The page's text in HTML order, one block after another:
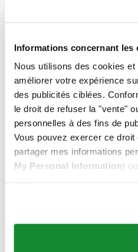
Informations concernant les
Nous utilisons des cookies
améliorer votre expérience
des publicités ciblées.
le droit de refuser la "vente"
personnelles à des fins de
Vous pouvez exercer ce
partager mes informations
My Personal Information)
Riyadh@al-ghazalisa.com
Voir les détails
AL-GHAZALI
Olaya
Riyadh
00966 1 4628858
Riyadh@al-ghazalisa.com
Voir les détails
Riyadh